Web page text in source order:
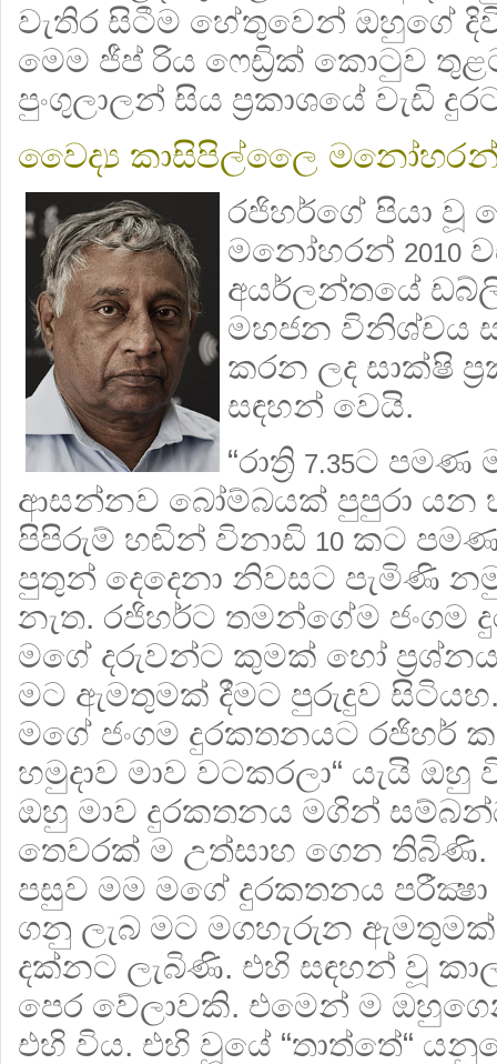
වැතිර සිටීම හේතුවෙන් ඔහුගේ
මෙම ජීප් රිය ෆෙඩ්‍රික් කොටුව
පුංගුලාලන් සිය ප්‍රකාශයේ වැඩි
වෛද්‍ය කාසිපිල්ලෛ
රජිහර්ගේ පියා
මනෝහරන් 2010
අයර්ලන්තයේ
මහජන විනිශ්චය
කරන ලද සාක්ෂි
සඳහන් වෙයි.
“රාත්‍රි 7.35ට පමණ
ආසන්නව බෝම්බයක් පුපුරා යන
පිපිරුම් හඬින් විනාඩි 10 කට
පුතුන් දෙදෙනා නිවසට පැමිණි
නැත. රජිහර්ට තමන්ගේම
මගේ දරුවන්ට කුමක් හෝ
මට ඇමතුමක් දීමට පුරුදුව
මගේ ජංගම දුරකතනයට රජිහර්
හමුදාව මාව වටකරලා“ යැයි
ඔහු මාව දුරකතනය මගින්
තෙවරක් ම උත්සාහ ගෙන තිබිණි.
පසුව මම මගේ දුරකතනය
ගනු ලැබ මට මගහැරුන
දක්නට ලැබිණි. එහි සඳහන් වූ
පෙර වේලාවකි. එමෙන් ම
එහි විය. එහි වූයේ “තාත්තේ“